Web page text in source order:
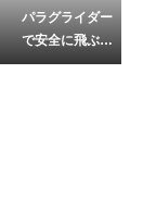
パラグライダー
で安全に飛ぶた
めの無線の基本